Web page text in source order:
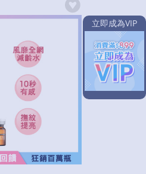
立即成為VIP